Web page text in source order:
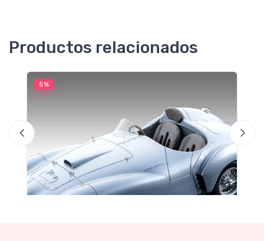
Productos relacionados
5%